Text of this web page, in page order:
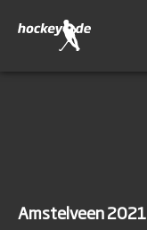
Amstelveen 2021